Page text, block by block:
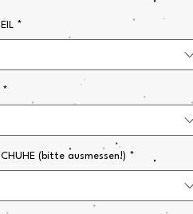
*
*
(bitte ausmessen!) *